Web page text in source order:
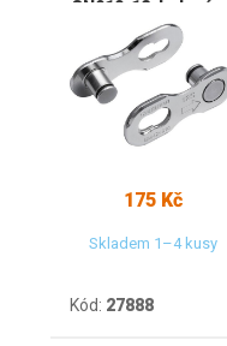
CN910-12, balení po
2ks
175 Kč
Skladem 1–4 kusy
Kód: 27888